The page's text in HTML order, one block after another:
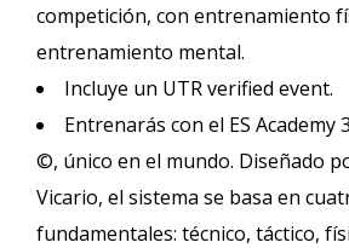
competición, con entrenamiento
entrenamiento mental.
Incluye un UTR verified event.
Entrenarás con el ES Academy
©, único en el mundo. Diseñado
Vicario, el sistema se basa en
fundamentales: técnico, táctico,